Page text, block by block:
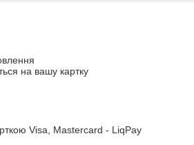
на вашу картку
Visa, Mastercard - LiqPay